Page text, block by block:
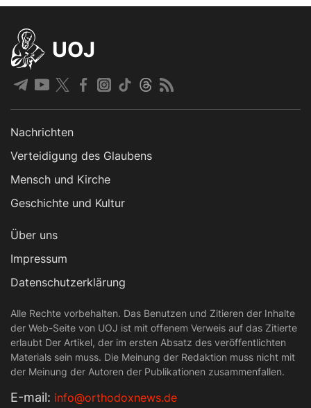
UOJ
Nachrichten
Verteidigung des Glaubens
Mensch und Kirche
Geschichte und Kultur
Über uns
Impressum
Datenschutzerklärung
Alle Rechte vorbehalten. Das Benutzen und Zitieren der Inhalte
der Web-Seite von UOJ ist mit offenem Verweis auf das Zitierte
erlaubt Der Artikel, der im ersten Absatz des veröffentlichten
Materials sein muss. Die Meinung der Redaktion muss nicht mit
der Meinung der Autoren der Publikationen zusammenfallen.
Е-mail: info@orthodoxnews.de